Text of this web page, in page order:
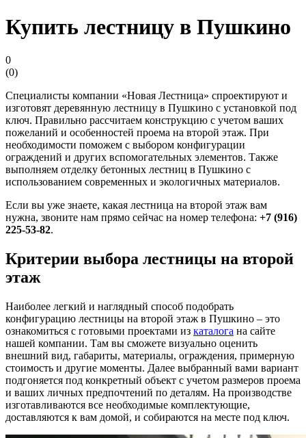
Купить лестницу в Пушкино
0
(0)
Специалисты компании «Новая Лестница» спроектируют и
изготовят деревянную лестницу в Пушкино с установкой под
ключ. Правильно рассчитаем конструкцию с учетом ваших
пожеланий и особенностей проема на второй этаж. При
необходимости поможем с выбором конфигурации
ограждений и других вспомогательных элементов. Также
выполняем отделку бетонных лестниц в Пушкино с
использованием современных и экологичных материалов.
Если вы уже знаете, какая лестница на второй этаж вам
нужна, звоните нам прямо сейчас на номер телефона: +7 (916)
225-53-82.
Критерии выбора лестницы на второй
этаж
Наиболее легкий и наглядный способ подобрать
конфигурацию лестницы на второй этаж в Пушкино – это
ознакомиться с готовыми проектами из каталога на сайте
нашей компании. Там вы сможете визуально оценить
внешний вид, габариты, материалы, ограждения, примерную
стоимость и другие моменты. Далее выбранный вами вариант
подгоняется под конкретный объект с учетом размеров проема
и ваших личных предпочтений по деталям. На производстве
изготавливаются все необходимые комплектующие,
доставляются к вам домой, и собираются на месте под ключ.